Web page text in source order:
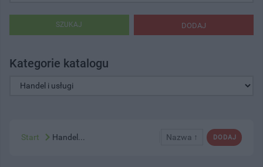
DODAJ
SZUKAJ
Kategorie katalogu
DODAJ
Nazwa ↑
Start Handel...